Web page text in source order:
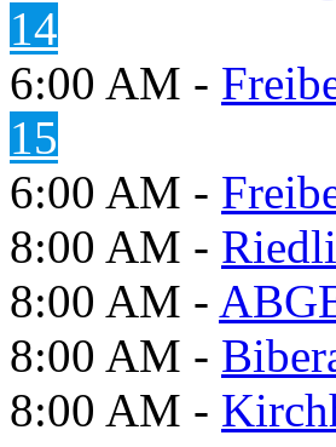
14
6:00 AM -
15
6:00 AM -
8:00 AM -
8:00 AM -
8:00 AM -
8:00 AM -